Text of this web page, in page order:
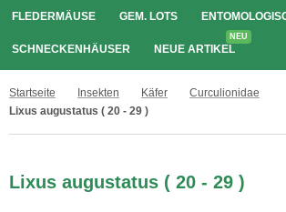
FLEDERMÄUSE GEM. LOTS
SCHNECKENHÄUSER NEUE ARTIKEL
NEU
Startseite Insekten Käfer
Curculionidae
Lixus augustatus ( 20 - 29 )
Lixus augustatus ( 20 - 29 )